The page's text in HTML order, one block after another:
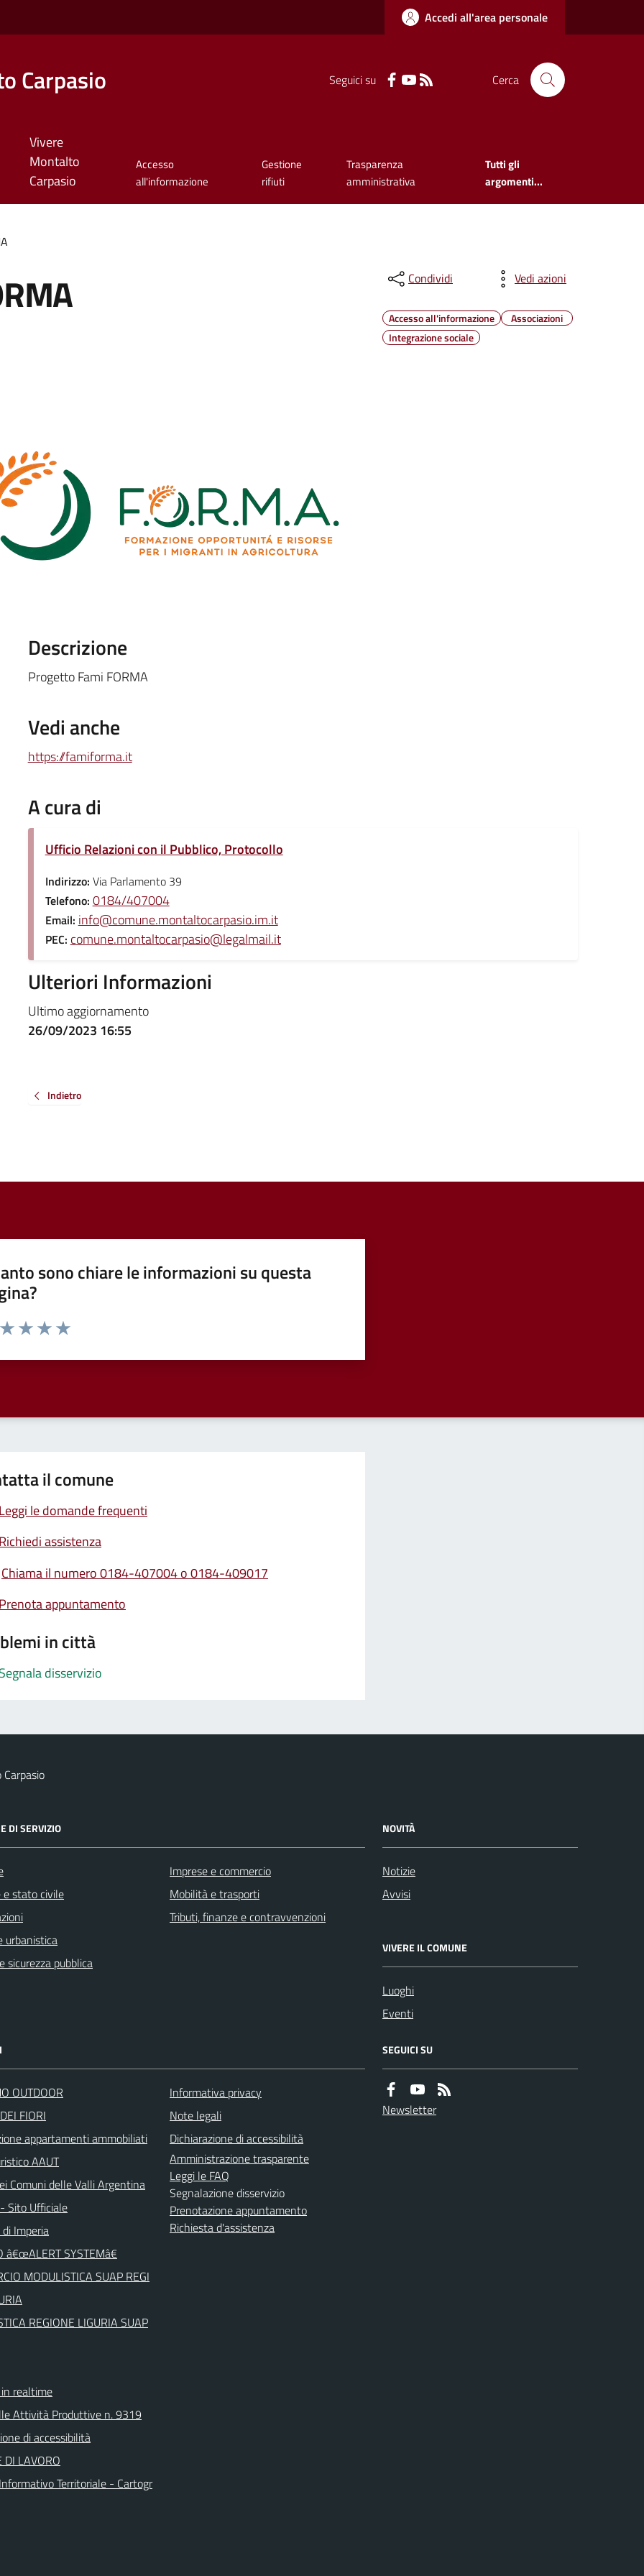
Accedi all'area personale
Carpasio Seguici su Cerca
Vivere
Montalto
Carpasio
Accesso
all'informazione
Gestione
rifiuti
Trasparenza
amministrativa
Tutti gli
argomenti...
Condividi Vedi azioni
Accesso all'informazione
Associazioni
Integrazione sociale
Descrizione
Progetto Fami FORMA
Vedi anche
https://famiforma.it
A cura di
Ufficio Relazioni con il Pubblico, Protocollo
Indirizzo: Via Parlamento 39
Telefono: 0184/407004
Email: info@comune.montaltocarpasio.im.it
PEC: comune.montaltocarpasio@legalmail.it
Ulteriori Informazioni
Ultimo aggiornamento
26/09/2023 16:55
Indietro
sono chiare le informazioni su questa
da 1 a 5 stelle la pagina
il comune
le domande frequenti
assistenza
Chiama il numero 0184-407004 o 0184-409017
appuntamento
in città
disservizio
DI SERVIZIO
e stato civile
urbanistica
sicurezza pubblica
Imprese e commercio
Mobilità e trasporti
Tributi, finanze e contravvenzioni
NOVITÀ
Notizie
Avvisi
VIVERE IL COMUNE
Luoghi
Eventi
OUTDOOR
FIORI
appartamenti ammobiliati
AAUT
Comuni delle Valli Argentina
Sito Ufficiale
Imperia
â€œALERT SYSTEMâ€
MODULISTICA SUAP REGI
REGIONE LIGURIA SUAP
realtime
Attività Produttive n. 9319
di accessibilità
DI LAVORO
Territoriale - Cartogr
Informativa privacy
Note legali
Dichiarazione di accessibilità
Amministrazione trasparente
Leggi le FAQ
Segnalazione disservizio
Prenotazione appuntamento
Richiesta d'assistenza
SEGUICI SU
Newsletter